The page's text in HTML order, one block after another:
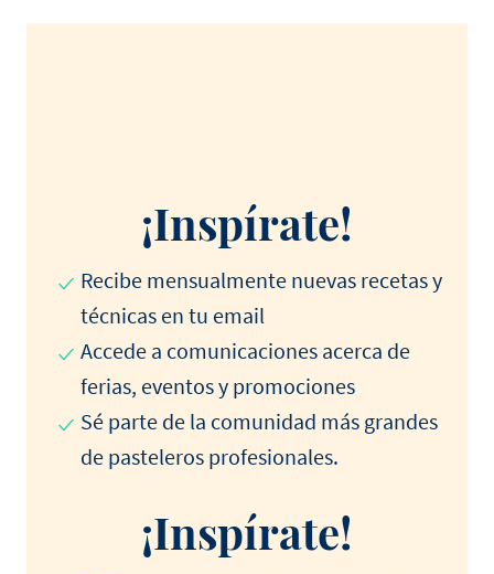
¡Inspírate!
Recibe mensualmente nuevas recetas y
técnicas en tu email
Accede a comunicaciones acerca de
ferias, eventos y promociones
Sé parte de la comunidad más grandes
de pasteleros profesionales.
¡Inspírate!